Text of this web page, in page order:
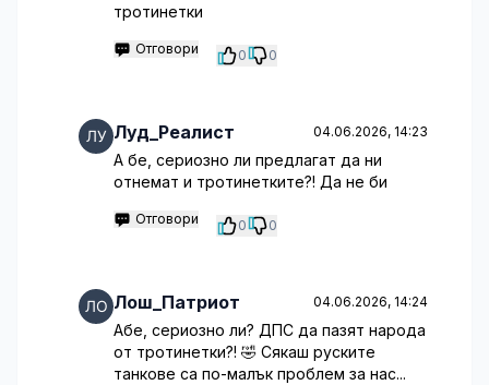
тротинетки
Отговори 0 0
Луд_Реалист 04.06.2026, 14:23
А бе, сериозно ли предлагат да ни
отнемат и тротинетките?! Да не би
Отговори 0 0
Лош_Патриот 04.06.2026, 14:24
Абе, сериозно ли? ДПС да пазят народа
от тротинетки?! 🤣 Сякаш руските
танкове са по-малък проблем за нас...